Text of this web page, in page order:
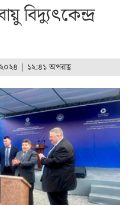
বিদ্যুৎকেন্দ্র
২০২৪ | ১২:৪১ অপরাহ্ণ